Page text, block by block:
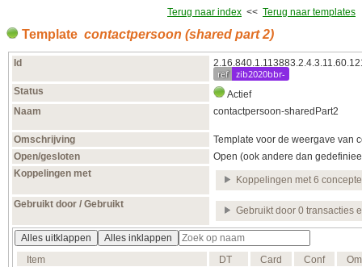
Terug naar index << Terug naar templates
Template contactpersoon (shared part 2)
Id
ref zib2020bbr-
Status
Actief
Naam
contactpersoon-sharedPart2
Omschrijving
Template voor de weergave van
Open/gesloten
Open (ook andere dan
Koppelingen met
Koppelingen met 6
Gebruikt door / Gebruikt
Gebruikt door 0 transacties
Alles uitklappen
Alles inklappen
Item
DT Card Conf